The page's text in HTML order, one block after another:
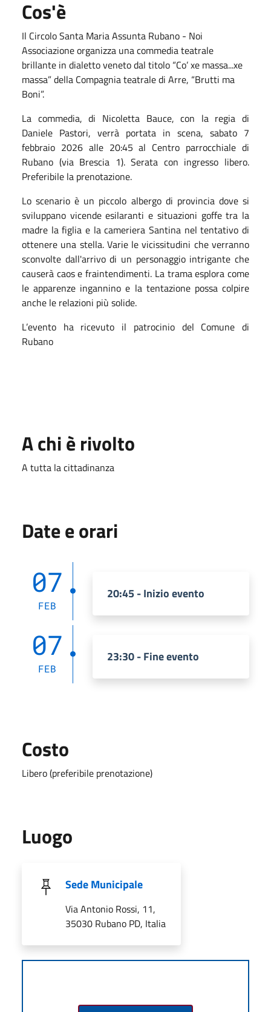
Cos'è
Il Circolo Santa Maria Assunta Rubano - Noi
Associazione organizza una commedia teatrale
brillante in dialetto veneto dal titolo “Co’ xe massa...xe
massa” della Compagnia teatrale di Arre, “Brutti ma
Boni”.
La commedia, di Nicoletta Bauce, con la regia di
Daniele Pastori, verrà portata in scena, sabato 7
febbraio 2026 alle 20:45 al Centro parrocchiale di
Rubano (via Brescia 1). Serata con ingresso libero.
Preferibile la prenotazione.
Lo scenario è un piccolo albergo di provincia dove si
sviluppano vicende esilaranti e situazioni goffe tra la
madre la figlia e la cameriera Santina nel tentativo di
ottenere una stella. Varie le vicissitudini che verranno
sconvolte dall'arrivo di un personaggio intrigante che
causerà caos e fraintendimenti. La trama esplora come
le apparenze ingannino e la tentazione possa colpire
anche le relazioni più solide.
L’evento ha ricevuto il patrocinio del Comune di
Rubano
A chi è rivolto
A tutta la cittadinanza
Date e orari
07
FEB
20:45 - Inizio evento
07
FEB
23:30 - Fine evento
Costo
Libero (preferibile prenotazione)
Luogo
Sede Municipale
Via Antonio Rossi, 11,
35030 Rubano PD, Italia